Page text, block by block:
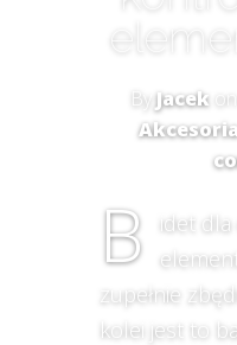
ByJacekon
B
idet dla
zupełnie
kolei jest to